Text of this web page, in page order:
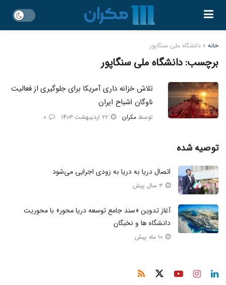
خانه » دانشگاه ملی سنگاپور
برچسب:دانشگاه ملی سنگاپور
تلاش خزانه داری آمریکا برای جلوگیری از فعالیت
ناوگان اشباح ایران
توسط مکران
توصیه شده
اتصال دریا به دریا به زودی اجرایی می‌شود
آغاز تدوین «سند جامع توسعه دریا محور» با محوریت
دانشگاه‌ ها و نخبگان